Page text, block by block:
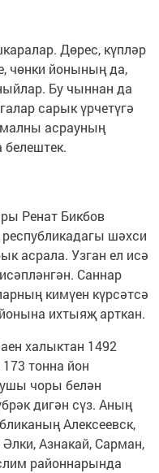
Дөрес, күпләр
чөнки йонының да,
Бу чыннан да
сарык үрчетүгә
асрауның
Ренат Бикбов
шәхси
асрала. Узган ел исә
Саннар
кимүен күрсәтсә
ихтыяҗ арткан.
халыктан 1492
тонна йон
чоры белән
дигән сүз. Аның
Алексеевск,
Азнакай, Сарман,
районнарында